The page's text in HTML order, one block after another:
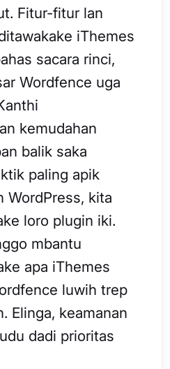
Fitur-fitur lan
iThemes
sacara rinci,
Wordfence uga
kemudahan
balik saka
paling apik
WordPress, kita
loro plugin iki.
mbantu
apa iThemes
luwih trep
Elinga, keamanan
dadi prioritas